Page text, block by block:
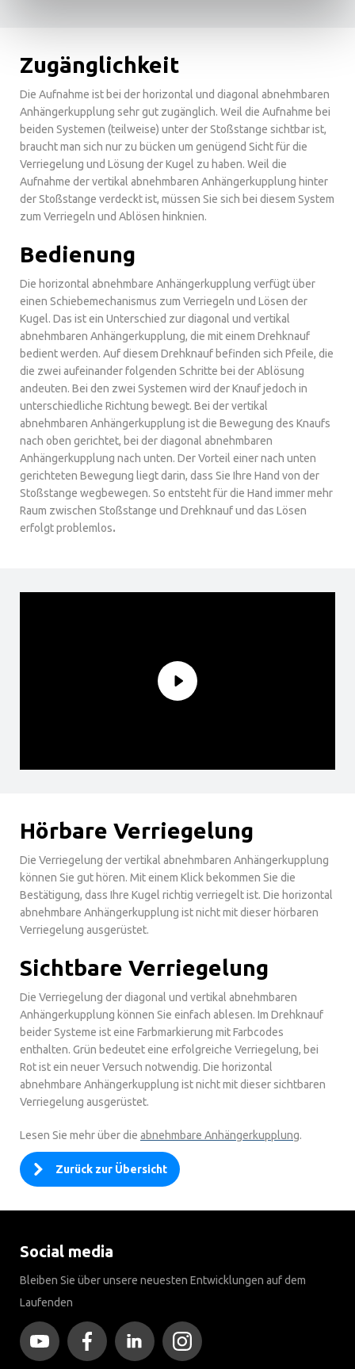
Zugänglichkeit
Die Aufnahme ist bei der horizontal und diagonal abnehmbaren
Anhängerkupplung sehr gut zugänglich. Weil die Aufnahme bei
beiden Systemen (teilweise) unter der Stoßstange sichtbar ist,
braucht man sich nur zu bücken um genügend Sicht für die
Verriegelung und Lösung der Kugel zu haben. Weil die
Aufnahme der vertikal abnehmbaren Anhängerkupplung hinter
der Stoßstange verdeckt ist, müssen Sie sich bei diesem System
zum Verriegeln und Ablösen hinknien.
Bedienung
Die horizontal abnehmbare Anhängerkupplung verfügt über
einen Schiebemechanismus zum Verriegeln und Lösen der
Kugel. Das ist ein Unterschied zur diagonal und vertikal
abnehmbaren Anhängerkupplung, die mit einem Drehknauf
bedient werden. Auf diesem Drehknauf befinden sich Pfeile, die
die zwei aufeinander folgenden Schritte bei der Ablösung
andeuten. Bei den zwei Systemen wird der Knauf jedoch in
unterschiedliche Richtung bewegt. Bei der vertikal
abnehmbaren Anhängerkupplung ist die Bewegung des Knaufs
nach oben gerichtet, bei der diagonal abnehmbaren
Anhängerkupplung nach unten. Der Vorteil einer nach unten
gerichteten Bewegung liegt darin, dass Sie Ihre Hand von der
Stoßstange wegbewegen. So entsteht für die Hand immer mehr
Raum zwischen Stoßstange und Drehknauf und das Lösen
erfolgt problemlos.
Hörbare Verriegelung
Die Verriegelung der vertikal abnehmbaren Anhängerkupplung
können Sie gut hören. Mit einem Klick bekommen Sie die
Bestätigung, dass Ihre Kugel richtig verriegelt ist. Die horizontal
abnehmbare Anhängerkupplung ist nicht mit dieser hörbaren
Verriegelung ausgerüstet.
Sichtbare Verriegelung
Die Verriegelung der diagonal und vertikal abnehmbaren
Anhängerkupplung können Sie einfach ablesen. Im Drehknauf
beider Systeme ist eine Farbmarkierung mit Farbcodes
enthalten. Grün bedeutet eine erfolgreiche Verriegelung, bei
Rot ist ein neuer Versuch notwendig. Die horizontal
abnehmbare Anhängerkupplung ist nicht mit dieser sichtbaren
Verriegelung ausgerüstet.
Lesen Sie mehr über die abnehmbare Anhängerkupplung.
Zurück zur Übersicht
Social media
Bleiben Sie über unsere neuesten Entwicklungen auf dem
Laufenden